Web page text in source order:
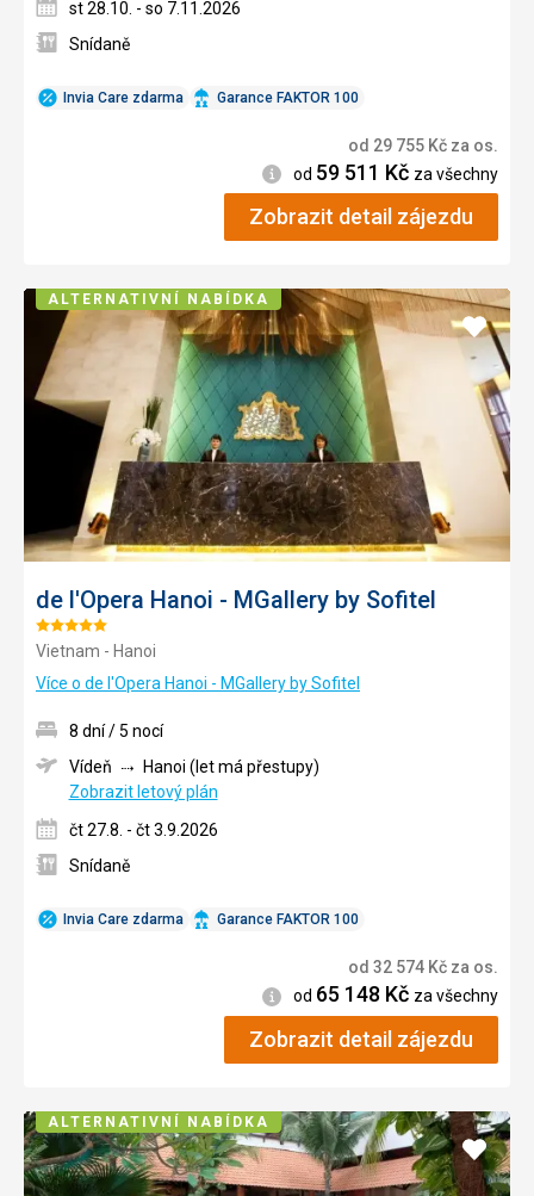
Invia Care zdarma Garance FAKTOR 100
st 28.10. - so 7.11.2026
Snídaně
od 29 755 Kč za os.
Informace
od 59 511 Kč za všechny
Zobrazit detail zájezdu
de l'Opera Hanoi - MGallery by Sofitel
Hodnocení:
5/5
Vietnam - Hanoi
Více o de l'Opera Hanoi - MGallery by Sofitel
Přidat
do
Invia Care zdarma Garance FAKTOR 100
8 dní / 5 nocí
Vídeň
Hanoi (let má přestupy)
Zobrazit letový plán
čt 27.8. - čt 3.9.2026
Snídaně
od 32 574 Kč za os.
Informace
od 65 148 Kč za všechny
Zobrazit detail zájezdu
ALTERNATIVNÍ NABÍDKA
Přidat
do
ALTERNATIVNÍ NABÍDKA